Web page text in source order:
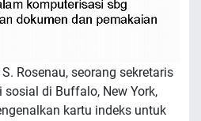
Rosenau, seorang sekretaris
di Buffalo, New York,
kartu indeks untuk